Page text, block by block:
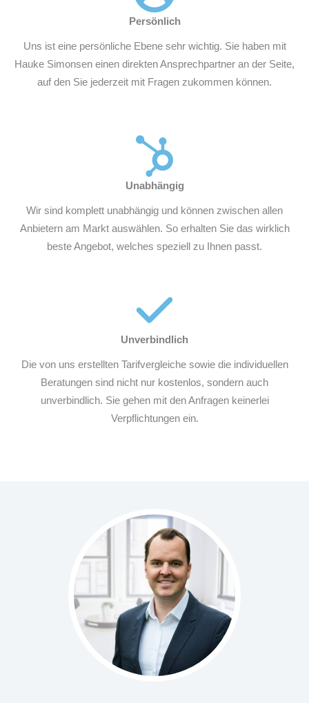
Persönlich
Uns ist eine persönliche Ebene sehr wichtig. Sie haben mit
Hauke Simonsen einen direkten Ansprechpartner an der Seite,
auf den Sie jederzeit mit Fragen zukommen können.
Unabhängig
Wir sind komplett unabhängig und können zwischen allen
Anbietern am Markt auswählen. So erhalten Sie das wirklich
beste Angebot, welches speziell zu Ihnen passt.
Unverbindlich
Die von uns erstellten Tarifvergleiche sowie die individuellen
Beratungen sind nicht nur kostenlos, sondern auch
unverbindlich. Sie gehen mit den Anfragen keinerlei
Verpflichtungen ein.